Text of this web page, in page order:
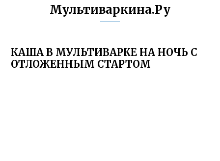
Мультиваркина.Ру
КАША В МУЛЬТИВАРКЕ НА НОЧЬ С
ОТЛОЖЕННЫМ СТАРТОМ